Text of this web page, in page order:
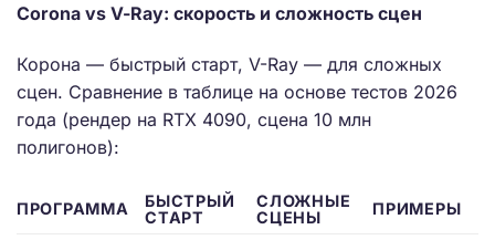
Corona vs V-Ray: скорость и сложность сцен
Корона — быстрый старт, V-Ray — для сложных
сцен. Сравнение в таблице на основе тестов 2026
года (рендер на RTX 4090, сцена 10 млн
полигонов):
ПРОГРАММА
БЫСТРЫЙ
СТАРТ
СЛОЖНЫЕ
СЦЕНЫ
ПРИМЕРЫ